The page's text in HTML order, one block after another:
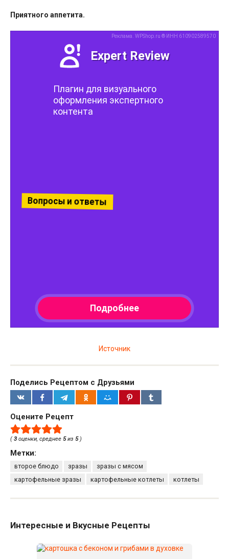
Приятного аппетита.
Источник
Поделись Рецептом с Друзьями
Оцените Рецепт
( 3 оценки, среднее 5из 5)
Метки:
второе блюдо зразы
зразы с мясом
картофельные зразы
картофельные котлеты котлеты
Интересные и Вкусные Рецепты